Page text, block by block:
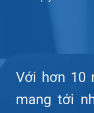
Với hơn 10
mang tới